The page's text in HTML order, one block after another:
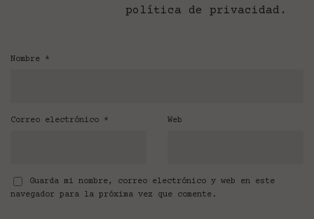
política de privacidad .
Nombre *
Correo electrónico * Web
Guarda mi nombre, correo electrónico y web en este
navegador para la próxima vez que comente.